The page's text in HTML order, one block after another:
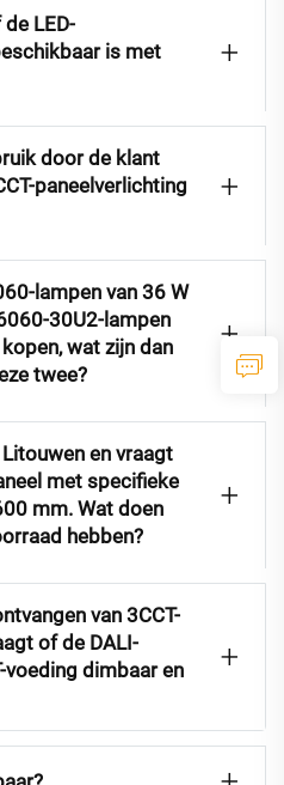
LED-
is met
door de klant
paneelverlichting
lampen van 36 W
30U2-lampen
wat zijn dan
twee?
en vraagt
met specifieke
mm. Wat doen
hebben?
van 3CCT-
of de DALI-
voeding dimbaar en